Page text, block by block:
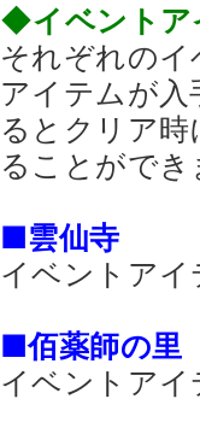
◆イベントア
それぞれの
アイテムが
るとクリア
ることができ
■雲仙寺
イベントアイ
■佰薬師の里
イベントアイ